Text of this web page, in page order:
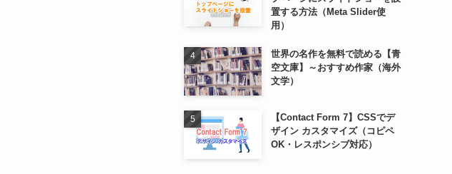
置する方法（Meta Slider使
用）
世界の名作を無料で読める【青
空文庫】～おすすめ作家（海外
文学）
【Contact Form 7】CSSでデ
ザイン カスタマイズ（コピペ
OK・レスポンシブ対応）